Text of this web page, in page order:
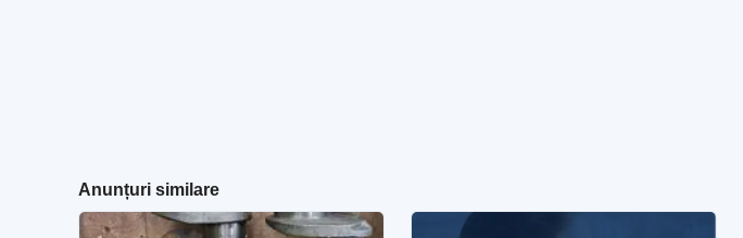
Anunțuri similare